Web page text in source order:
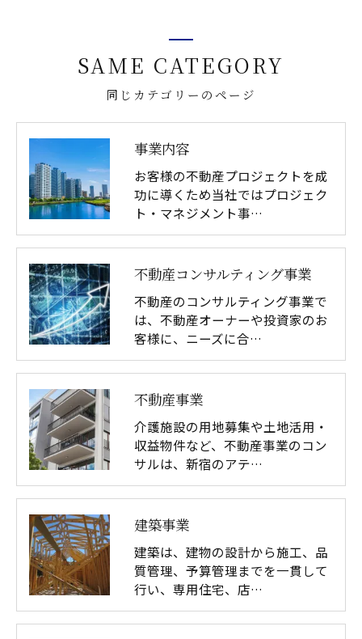
同じカテゴリーのページ
SAME CATEGORY
事業内容
お客様の不動産プロジェクトを成
功に導くため当社ではプロジェク
ト・マネジメント事…
不動産コンサルティング事業
不動産のコンサルティング事業で
は、不動産オーナーや投資家のお
客様に、ニーズに合…
不動産事業
介護施設の用地募集や土地活用・
収益物件など、不動産事業のコン
サルは、新宿のアテ…
建築事業
建築は、建物の設計から施工、品
質管理、予算管理までを一貫して
行い、専用住宅、店…